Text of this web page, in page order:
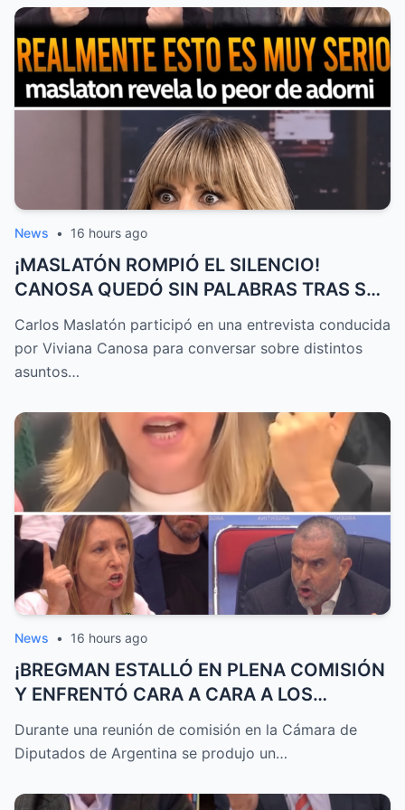
News • 16 hours ago
¡MASLATÓN ROMPIÓ EL SILENCIO!
CANOSA QUEDÓ SIN PALABRAS TRAS SU
EXPLOS...
Carlos Maslatón participó en una entrevista conducida
por Viviana Canosa para conversar sobre distintos
asuntos…
News • 16 hours ago
¡BREGMAN ESTALLÓ EN PLENA COMISIÓN
Y ENFRENTÓ CARA A CARA A LOS
LIBERT...
Durante una reunión de comisión en la Cámara de
Diputados de Argentina se produjo un…